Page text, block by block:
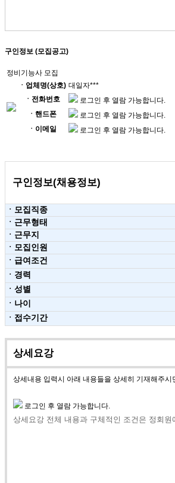
구인정보 (모집공고)
정비기능사 모집
ㆍ업체명(상호) 대일자***
ㆍ전화번호
로그인 후 열람 가능합니다.
ㆍ핸드폰
로그인 후 열람 가능합니다.
ㆍ이메일
로그인 후 열람 가능합니다.
구인정보(채용정보)
ㆍ모집직종
ㆍ근무형태
ㆍ근무지
ㆍ모집인원
ㆍ급여조건
ㆍ경력
ㆍ성별
ㆍ나이
ㆍ접수기간
상세요강
상세내용 입력시 아래 내용들을 상세히 기재해주시
로그인 후 열람 가능합니다.
상세요강 전체 내용과 구체적인 조건은 정회원